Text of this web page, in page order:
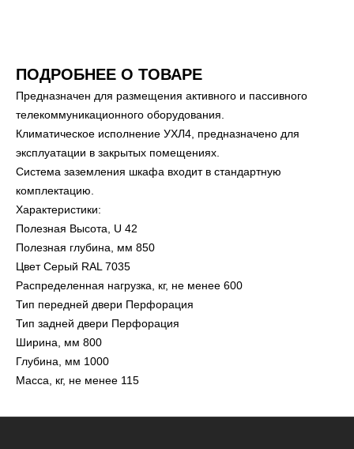
ПОДРОБНЕЕ О ТОВАРЕ
Предназначен для размещения активного и пассивного
телекоммуникационного оборудования.
Климатическое исполнение УХЛ4, предназначено для
эксплуатации в закрытых помещениях.
Система заземления шкафа входит в стандартную
комплектацию.
Характеристики:
Полезная Высота, U 42
Полезная глубина, мм 850
Цвет Серый RAL 7035
Распределенная нагрузка, кг, не менее 600
Тип передней двери Перфорация
Тип задней двери Перфорация
Ширина, мм 800
Глубина, мм 1000
Масса, кг, не менее 115